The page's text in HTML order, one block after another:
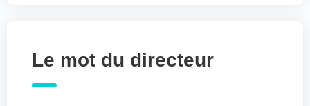
Le mot du directeur